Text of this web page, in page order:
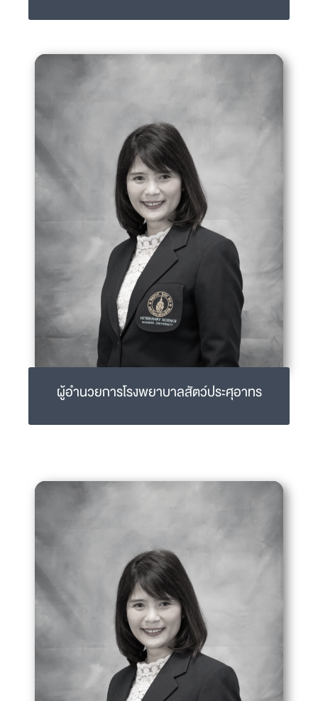
anuwat.wir@mahidol.ac.th
02-441-5242-4 ext 2207
sukanya.man@mahidol.ac.th
02-441-5242-4 ext 2216
ผู้อำนวยการโรงพยาบาลสัตว์ประศุอาทร